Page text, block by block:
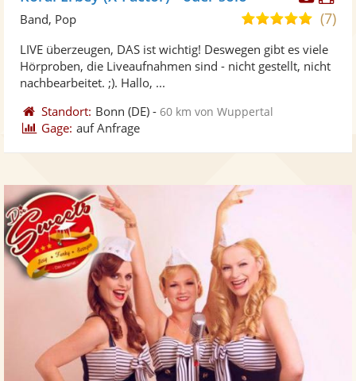
Fotos
5,0
5
(7)
Band, Pop
LIVE überzeugen, DAS ist wichtig! Deswegen gibt es viele
Hörproben, die Liveaufnahmen sind - nicht gestellt, nicht
nachbearbeitet. ;). Hallo, ...
Standort: Bonn (DE) -60 km von Wuppertal
Gage: auf Anfrage